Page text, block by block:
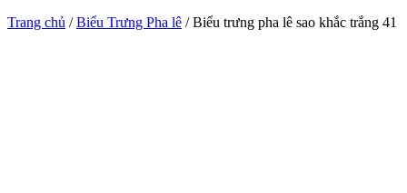
Trang chủ /Biểu Trưng Pha lê /Biểu trưng pha lê sao khắc trắng 41